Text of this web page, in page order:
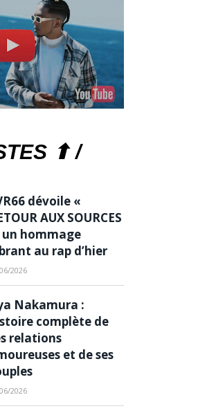
⬆ /
dévoile «
AUX SOURCES
un hommage
au rap d’hier
2026
Nakamura :
complète de
relations
et de ses
2026